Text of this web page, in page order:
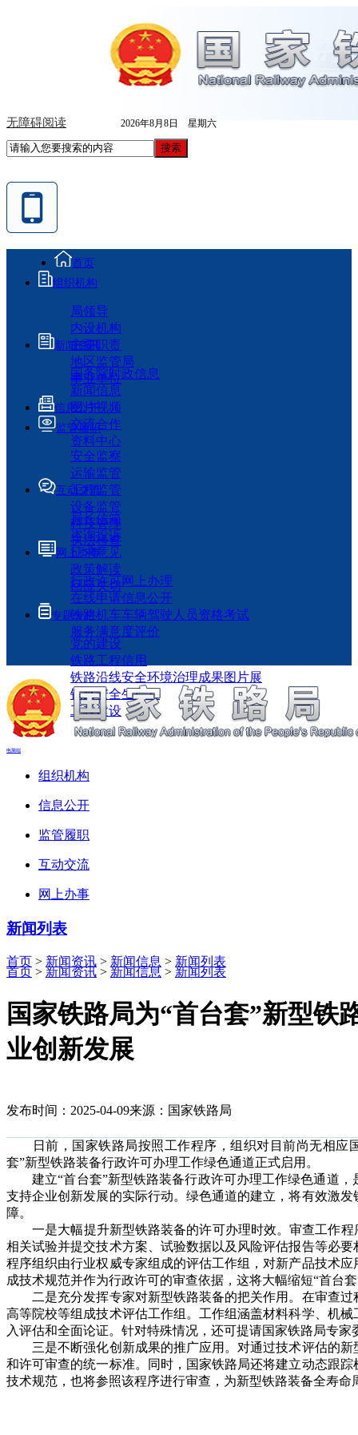
无障碍阅读 2026年8月8日 星期六
首页
组织机构
局领导
内设机构
主要职责
地区监管局
事业单位
新闻资讯
国务院时政信息
新闻信息
图片视频
交流合作
资料中心
信息公开
监管履职
安全监察
运输监管
工程监管
设备监管
科技管理
执法检查
互动交流
局长信箱
咨询投诉
征求意见
政策解读
回应关切
网上办事
行政许可网上办理
在线申请信息公开
铁路机车车辆驾驶人员资格考试
服务满意度评价
专题专栏
党的建设
铁路工程信用
铁路沿线安全环境治理成果图片展
铁路安全生产月
工程建设
电脑端
组织机构
信息公开
监管履职
互动交流
网上办事
新闻列表
首页 > 新闻资讯 > 新闻信息 > 新闻列表
首页 > 新闻资讯 > 新闻信息 > 新闻列表
国家铁路局为“首台套”新型铁
业创新发展
发布时间：2025-04-09来源：国家铁路局
日前，国家铁路局按照工作程序，组织对目前尚无相应
套”新型铁路装备行政许可办理工作绿色通道正式启用。
建立“首台套”新型铁路装备行政许可办理工作绿色通道，
支持企业创新发展的实际行动。绿色通道的建立，将有效激
障。
一是大幅提升新型铁路装备的许可办理时效。审查工作程
相关试验并提交技术方案、试验数据以及风险评估报告等必
程序组织由行业权威专家组成的评估工作组，对新产品技术
成技术规范并作为行政许可的审查依据，这将大幅缩短“首台
二是充分发挥专家对新型铁路装备的把关作用。在审查过
高等院校等组成技术评估工作组。工作组涵盖材料科学、机
入评估和全面论证。针对特殊情况，还可提请国家铁路局专
三是不断强化创新成果的推广应用。对通过技术评估的新
和许可审查的统一标准。同时，国家铁路局还将建立动态跟
技术规范，也将参照该程序进行审查，为新型铁路装备全寿命